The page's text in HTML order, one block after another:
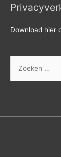
Download hier
Zoek
naar: